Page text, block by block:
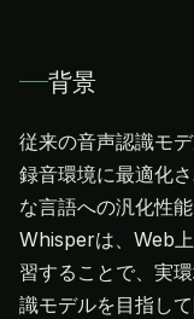
背景
従来の音声認識モ
録音環境に最適化
な言語への汎化性
Whisperは、Web
習することで、実
識モデルを目指して